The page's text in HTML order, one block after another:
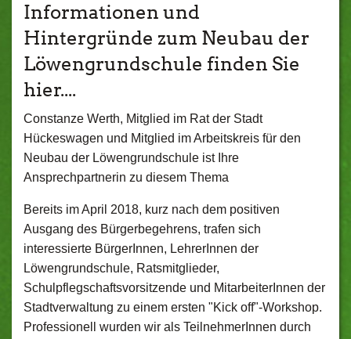
Informationen und
Hintergründe zum Neubau der
Löwengrundschule finden Sie
hier....
Constanze Werth, Mitglied im Rat der Stadt
Hückeswagen und Mitglied im Arbeitskreis für den
Neubau der Löwengrundschule ist Ihre
Ansprechpartnerin zu diesem Thema
Bereits im April 2018, kurz nach dem positiven
Ausgang des Bürgerbegehrens, trafen sich
interessierte BürgerInnen, LehrerInnen der
Löwengrundschule, Ratsmitglieder,
Schulpflegschaftsvorsitzende und MitarbeiterInnen der
Stadtverwaltung zu einem ersten "Kick off"-Workshop.
Professionell wurden wir als TeilnehmerInnen durch